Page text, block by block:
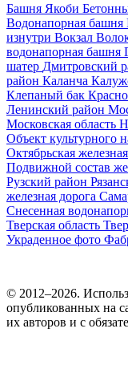
Башня Якоби
Водонапорная башня
изнутри Вокзал
водонапорная башня
шатер Дмитровский
район Каланча
Клепаный бак
Ленинский район
Московская область
Объект культурного
Октябрьская
Подвижной состав
Рузский район
железная дорога
Снесенная
Тверская область
Украденное фото
© 2012–2026.
опубликованных на
их авторов и c